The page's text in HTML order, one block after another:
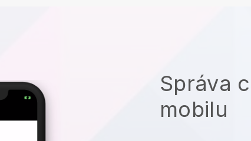
Správa
mobilu